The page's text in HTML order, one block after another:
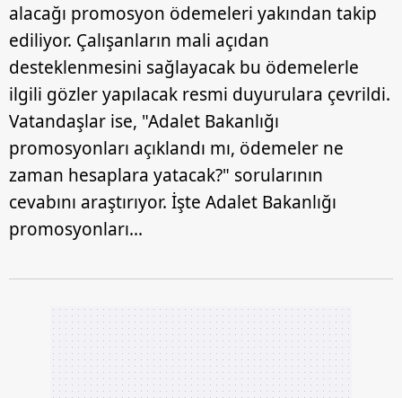
alacağı promosyon ödemeleri yakından takip
ediliyor. Çalışanların mali açıdan
desteklenmesini sağlayacak bu ödemelerle
ilgili gözler yapılacak resmi duyurulara çevrildi.
Vatandaşlar ise, "Adalet Bakanlığı
promosyonları açıklandı mı, ödemeler ne
zaman hesaplara yatacak?" sorularının
cevabını araştırıyor. İşte Adalet Bakanlığı
promosyonları...